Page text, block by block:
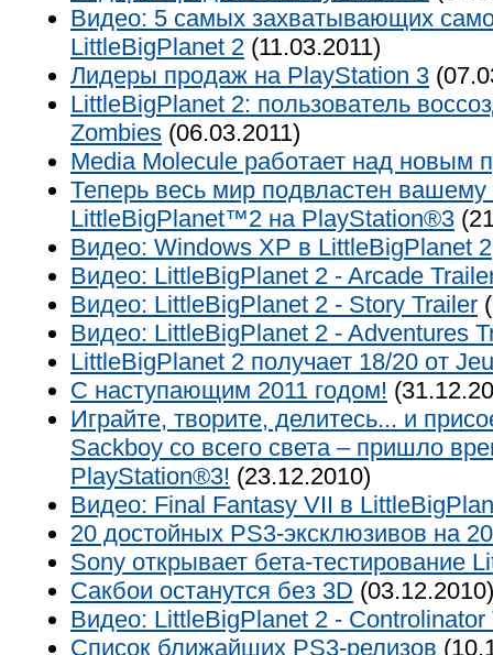
Видео: 5 самых захватывающих
LittleBigPlanet 2 (11.03.2011)
Лидеры продаж на PlayStation 3
LittleBigPlanet 2: пользователь
Zombies (06.03.2011)
Media Molecule работает над новым
Теперь весь мир подвластен
LittleBigPlanet™2 на PlayStation®3
Видео: Windows XP в LittleBigPlanet 2
Видео: LittleBigPlanet 2 - Arcade
Видео: LittleBigPlanet 2 - Story Trailer
Видео: LittleBigPlanet 2 - Adventures
LittleBigPlanet 2 получает 18/20 от
С наступающим 2011 годом!
Играйте, творите, делитесь... и
Sackboy со всего света – пришло
PlayStation®3! (23.12.2010)
Видео: Final Fantasy VII в
20 достойных PS3-эксклюзивов на
Sony открывает бета-тестирование
Сакбои останутся без 3D (03.12.2010)
Видео: LittleBigPlanet 2 - Controlinator
Список ближайших PS3-релизов